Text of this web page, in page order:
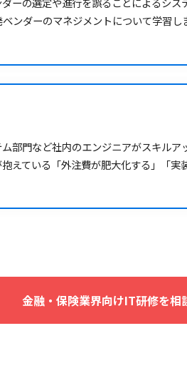
ンダーのマネジメントについて学習し
部門など社内のエンジニアがスキル
えている「外注費が肥大化する」「
金融・保険業界向けIT研修を相